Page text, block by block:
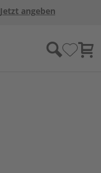
Jetzt angeben